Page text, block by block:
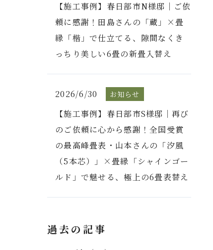
【施工事例】春日部市N様邸｜ご依
頼に感謝！田島さんの「蔵」×畳
縁「楷」で仕立てる、隙間なくき
っちり美しい6畳の新畳入替え
2026/6/30 お知らせ
【施工事例】春日部市S様邸｜再び
のご依頼に心から感謝！全国受賞
の最高峰畳表・山本さんの「汐風
（5本芯）」×畳縁「シャインゴー
ルド」で魅せる、極上の6畳表替え
過去の記事